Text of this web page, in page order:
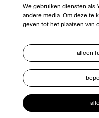
We gebruiken diensten als
andere media. Om deze te
geven tot het plaatsen van
alleen